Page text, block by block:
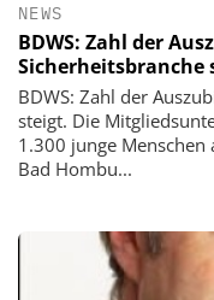
NEWS
BDWS: Zahl der
Sicherheitsbranche
BDWS: Zahl der
steigt. Die
1.300 junge Menschen
Bad Hombu...